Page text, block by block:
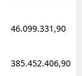
46.099.331,90
385.452.406,90